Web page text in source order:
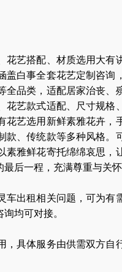
花艺搭配、材质选用大有
盖白事全套花艺定制咨询
全品类，适配居家治丧、
花艺款式适配、尺寸规格
花艺选用新鲜素雅花卉，
款、传统款等多种风格。
素雅鲜花寄托绵绵哀思，
后一程，充满尊重与关
车出租相关问题，可为有
均可对接。
，具体服务由供需双方自